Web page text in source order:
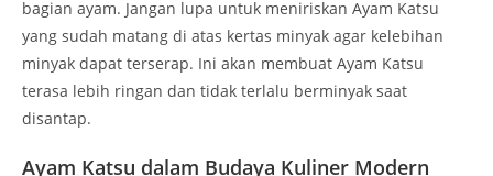
bagian ayam. Jangan lupa untuk meniriskan Ayam Katsu
yang sudah matang di atas kertas minyak agar kelebihan
minyak dapat terserap. Ini akan membuat Ayam Katsu
terasa lebih ringan dan tidak terlalu berminyak saat
disantap.
Ayam Katsu dalam Budaya Kuliner Modern